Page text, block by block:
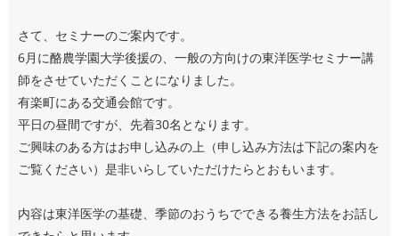
さて、セミナーのご案内です。
6月に酪農学園大学後援の、一般の方向けの東洋医学セミナー講
師をさせていただくことになりました。
有楽町にある交通会館です。
平日の昼間ですが、先着30名となります。
ご興味のある方はお申し込みの上（申し込み方法は下記の案内を
ご覧ください）是非いらしていただけたらとおもいます。
内容は東洋医学の基礎、季節のおうちでできる養生方法をお話し